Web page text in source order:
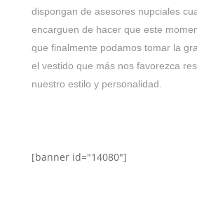
dispongan de asesores nupciales
encarguen de hacer que este
que finalmente podamos tomar la
el vestido que más nos favorezca
nuestro estilo y personalidad.
[banner id="14080"]